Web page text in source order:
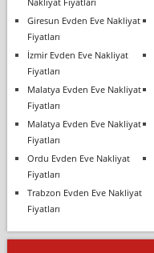
Giresun Evden Eve Nakliyat
Fiyatları
İzmir Evden Eve Nakliyat
Fiyatları
Malatya Evden Eve Nakliyat
Fiyatları
Malatya Evden Eve Nakliyat
Fiyatları
Ordu Evden Eve Nakliyat
Fiyatları
Trabzon Evden Eve Nakliyat
Fiyatları